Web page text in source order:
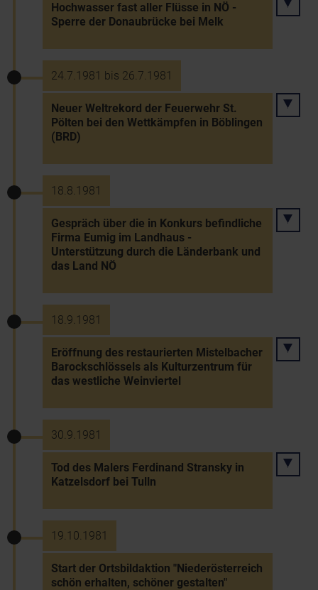
Hochwasser fast aller Flüsse in NÖ -
Sperre der Donaubrücke bei Melk
24.7.1981 bis 26.7.1981
Neuer Weltrekord der Feuerwehr St.
Pölten bei den Wettkämpfen in Böblingen
(BRD)
18.8.1981
Gespräch über die in Konkurs befindliche
Firma Eumig im Landhaus -
Unterstützung durch die Länderbank und
das Land NÖ
18.9.1981
Eröffnung des restaurierten Mistelbacher
Barockschlössels als Kulturzentrum für
das westliche Weinviertel
30.9.1981
Tod des Malers Ferdinand Stransky in
Katzelsdorf bei Tulln
19.10.1981
Start der Ortsbildaktion "Niederösterreich
schön erhalten, schöner gestalten"